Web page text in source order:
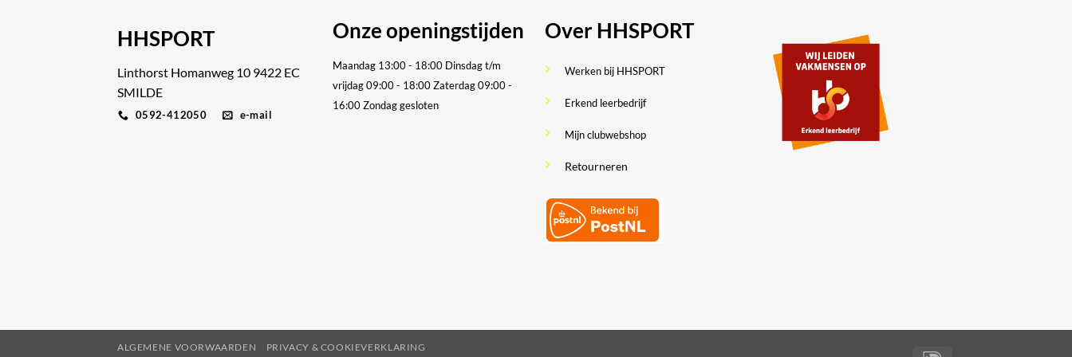
HHSPORT
Linthorst Homanweg 10 9422 EC
SMILDE
0592-412050 e-mail
Onze openingstijden
Maandag 13:00 - 18:00 Dinsdag t/m
vrijdag 09:00 - 18:00Zaterdag 09:00 -
16:00Zondag gesloten
Over HHSPORT
Werken bij HHSPORT
Erkend leerbedrijf
Mijn clubwebshop
Retourneren
ALGEMENE VOORWAARDEN PRIVACY & COOKIEVERKLARING